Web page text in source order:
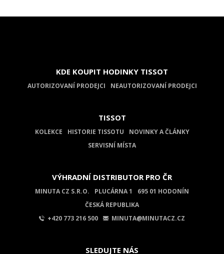
KDE KOUPIT HODINKY TISSOT
AUTORIZOVANÍ PRODEJCI NEAUTORIZOVANÍ PRODEJCI
TISSOT
KOLEKCE HISTORIE TISSOTU
NOVINKY A ČLÁNKY
SERVISNÍ MÍSTA
VÝHRADNÍ DISTRIBUTOR PRO ČR
MINUTA CZ S.R.O. PLUCÁRNA 1
695 01 HODONÍN
ČESKÁ REPUBLIKA
+420 773 216 500
MINUTA@MINUTACZ.CZ
SLEDUJTE NÁS